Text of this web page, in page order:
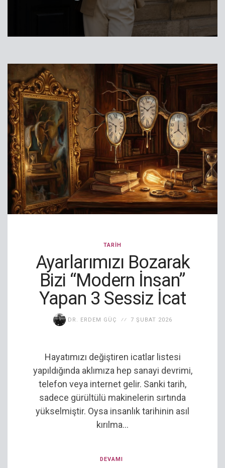
TARIH
Ayarlarımızı Bozarak
Bizi “Modern İnsan”
Yapan 3 Sessiz İcat
DR. ERDEM GÜÇ 7 ŞUBAT 2026
Hayatımızı değiştiren icatlar listesi
yapıldığında aklımıza hep sanayi devrimi,
telefon veya internet gelir. Sanki tarih,
sadece gürültülü makinelerin sırtında
yükselmiştir. Oysa insanlık tarihinin asıl
kırılma...
DEVAMI